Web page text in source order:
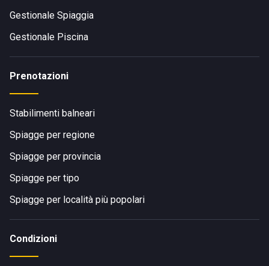
Gestionale Spiaggia
Gestionale Piscina
Prenotazioni
Stabilimenti balneari
Spiagge per regione
Spiagge per provincia
Spiagge per tipo
Spiagge per località più popolari
Condizioni